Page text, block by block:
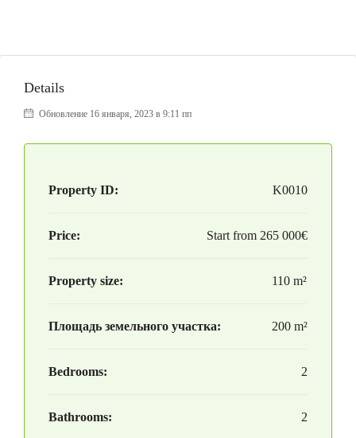
Details
Обновление 16 января, 2023 в 9:11 пп
Property ID: K0010
Price: Start from 265 000€
Property size: 110 m²
Площадь земельного участка: 200 m²
Bedrooms: 2
Bathrooms: 2